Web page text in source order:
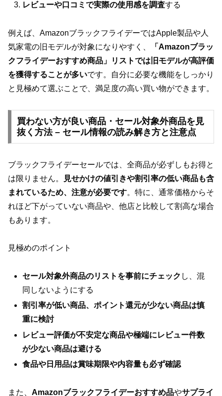
レビューや口コミで実際の使用感を調査する
例えば、AmazonブラックフライデーではApple製品や人
気家電の旧モデルが対象になりやすく、
「Amazonブラッ
クフライデーおすすめ商品」リストでは旧モデルが高評価
を獲得することが多いです。自分に必要な機能をしっかり
と見極めて選ぶことで、満足度の高い買い物ができます。
買わない方が良い商品・セール対象外商品を見
抜く方法 – セール情報の読み解き方と注意点
ブラックフライデーセールでは、全商品が必ずしもお得と
は限りません。
見せかけの値引きや割引率の低い商品も含
まれているため、注意が必要です。特に、通常価格からそ
れほど下がっていない商品や、他店と比較して割高な場合
もあります。
見極めのポイント
セール対象外商品のリストを事前にチェック し、混
同しないようにする
割引率が低い商品、ポイント還元が少ない商品は慎
重に検討
レビュー評価が不安定な商品や極端にレビュー件数
が少ない商品は避ける
食品や日用品は賞味期限や内容量も必ず確認
また、 Amazonブラックフライデーおすすめ品やサプライ